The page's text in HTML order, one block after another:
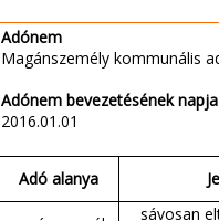
Adónem
Magánszemély kommunális
Adónem bevezetésének napja
2016.01.01
Adó alanya
sávosan